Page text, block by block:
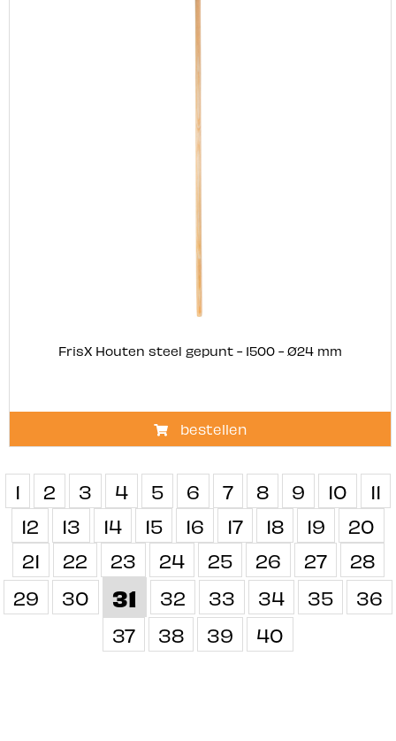
FrisX Houten steel gepunt - 1500 - Ø24 mm
bestellen
1 2 3 4 5 6 7 8 9 10
11
12
13 14 15 16 17 18 19
20
21
22 23 24 25 26 27
28
29
30 31 32 33 34 35
36
37
38 39 40